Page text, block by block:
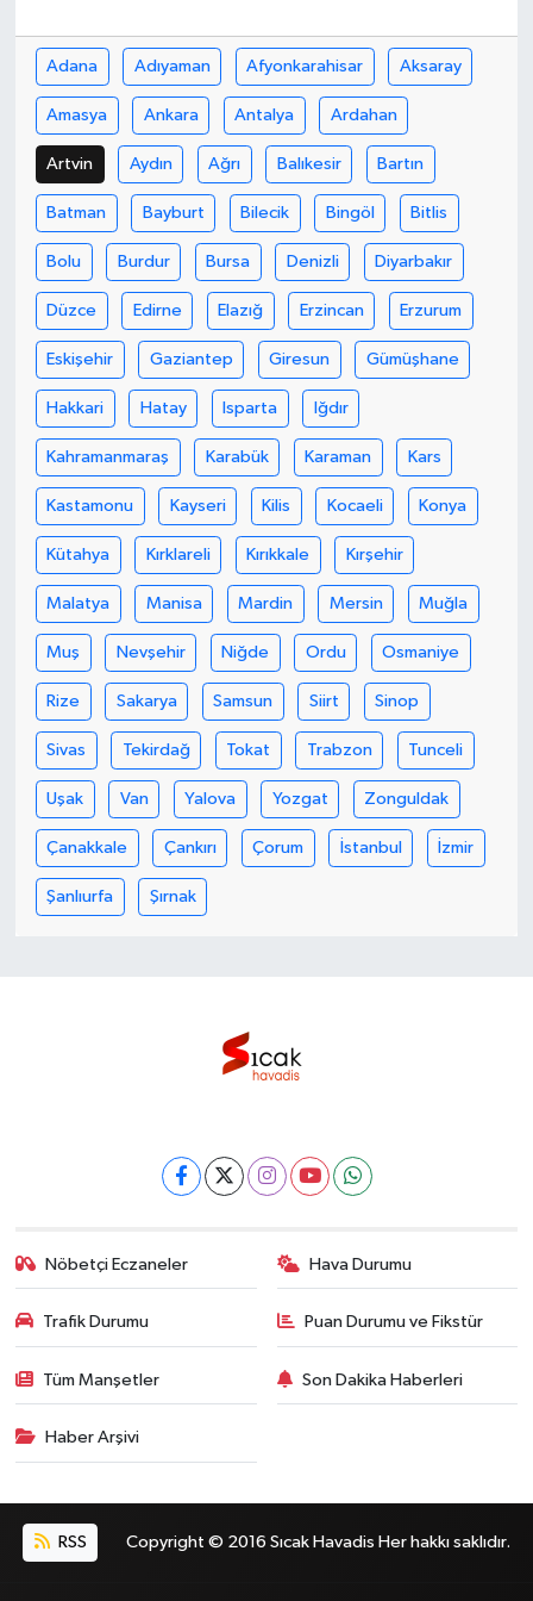
Adana Adıyaman Afyonkarahisar Aksaray
Amasya Ankara Antalya Ardahan
Artvin Aydın Ağrı Balıkesir Bartın
Batman Bayburt Bilecik Bingöl Bitlis
Bolu Burdur Bursa Denizli Diyarbakır
Düzce Edirne Elazığ Erzincan Erzurum
Eskişehir Gaziantep Giresun Gümüşhane
Hakkari Hatay Isparta Iğdır
Kahramanmaraş Karabük Karaman Kars
Kastamonu Kayseri Kilis Kocaeli Konya
Kütahya Kırklareli Kırıkkale Kırşehir
Malatya Manisa Mardin Mersin Muğla
Muş Nevşehir Niğde Ordu Osmaniye
Rize Sakarya Samsun Siirt Sinop
Sivas Tekirdağ Tokat Trabzon Tunceli
Uşak Van Yalova Yozgat Zonguldak
Çanakkale Çankırı Çorum İstanbul İzmir
Şanlıurfa Şırnak
Nöbetçi Eczaneler Hava Durumu
Trafik Durumu Puan Durumu ve Fikstür
Tüm Manşetler Son Dakika Haberleri
Haber Arşivi
RSS Copyright © 2016 Sıcak Havadis Her hakkı saklıdır.
Bilim, Teknoloji